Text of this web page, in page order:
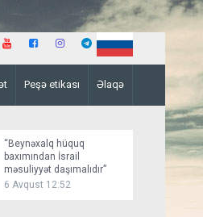
Peşə etikası Əlaqə
“Beynəxalq hüquq
baxımından İsrail
məsuliyyət daşımalıdır”
6 Avqust 12:52